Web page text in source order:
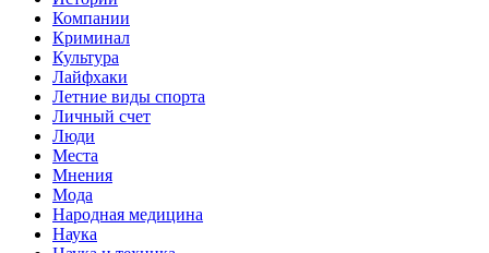
Компании
Криминал
Культура
Лайфхаки
Летние виды спорта
Личный счет
Люди
Места
Мнения
Мода
Народная медицина
Наука